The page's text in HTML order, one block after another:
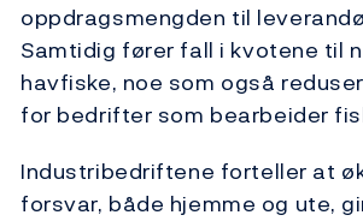
oppdragsmengden til
Samtidig fører fall i kvotene til
havfiske, noe som også
for bedrifter som bearbeider
Industribedriftene forteller at
forsvar, både hjemme og ute,